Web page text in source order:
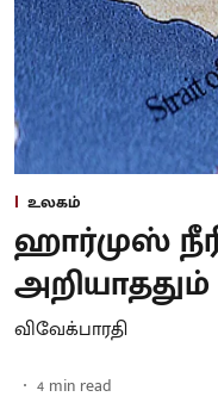
உலகம்
ஹார்முஸ்
அறியாததும்
விவேக்பாரதி
4 min read